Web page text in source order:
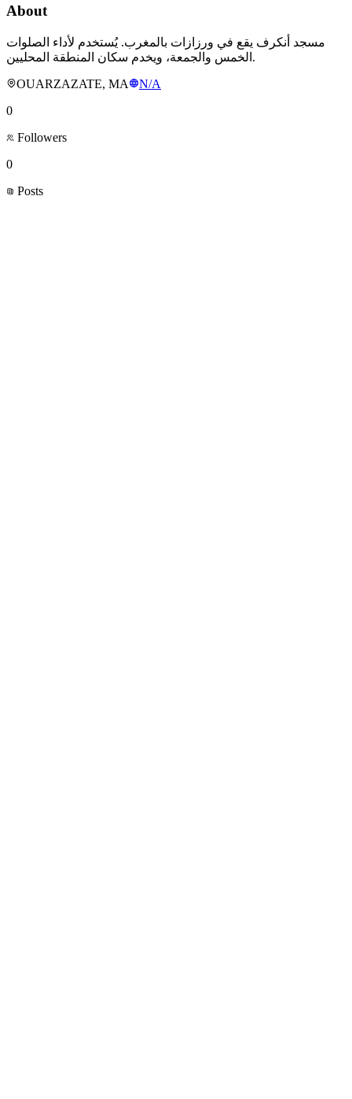
About
مسجد أنكرف يقع في ورزازات بالمغرب. يُستخدم لأداء الصلوات
الخمس والجمعة، ويخدم سكان المنطقة المحليين.
OUARZAZATE, MA
N/A
0
Followers
0
Posts